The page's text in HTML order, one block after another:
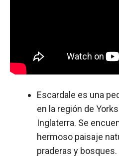
Escardale es una
en la región de
Inglaterra. Se
hermoso paisaje
praderas y bosques.